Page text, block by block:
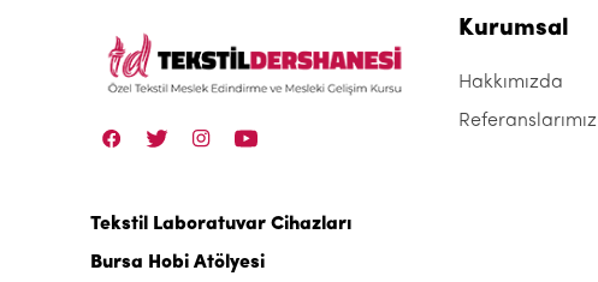
Tekstil Laboratuvar Cihazları
Bursa Hobi Atölyesi
Kurumsal
Hakkımızda
Referanslarımız